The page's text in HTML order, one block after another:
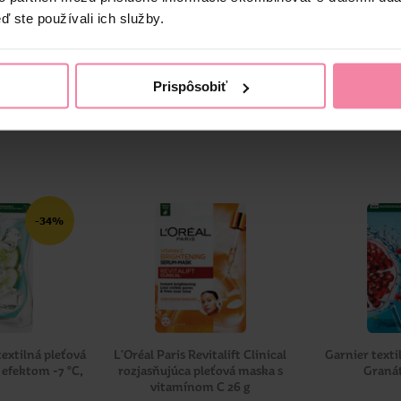
ste používali ich služby.
Prispôsobiť
-34%
pleťová
-7 °C,
L'Oréal Paris Revitalift Clinical
rozjasňujúca pleťová maska s
vitamínom C 26 g
Garnier